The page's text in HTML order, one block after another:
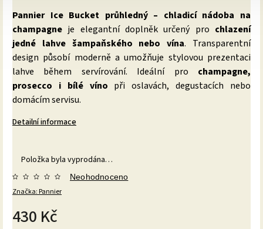
Pannier Ice Bucket průhledný – chladicí nádoba na
champagne je elegantní doplněk určený pro chlazení
jedné lahve šampaňského nebo vína. Transparentní
design působí moderně a umožňuje stylovou prezentaci
lahve během servírování. Ideální pro champagne,
prosecco i bílé víno při oslavách, degustacích nebo
domácím servisu.
Detailní informace
Položka byla vyprodána…
Značka: Pannier
Neohodnoceno
430 Kč